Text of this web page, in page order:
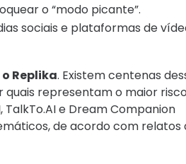
o “modo picante”.
sociais e plataformas de
Replika. Existem centenas
representam o maior
TalkTo.AI e Dream Companion
de acordo com relatos